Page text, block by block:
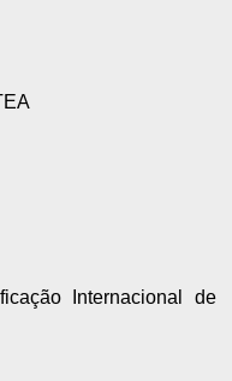
Internacional de